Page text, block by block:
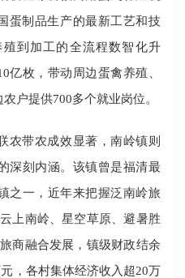
蛋制品生产的最新工艺和技
到加工的全流程数智化升
亿枚，带动周边蛋禽养殖、
户提供700多个就业岗位。
带农成效显著，南岭镇则
深刻内涵。该镇曾是福清最
之一，近年来把握泛南岭旅
上南岭、星空草原、避暑胜
商融合发展，镇级财政结余
，各村集体经济收入超20万